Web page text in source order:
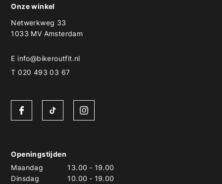
Onze winkel
Netwerkweg 33
1033 MV Amsterdam
E info@bikeroutfit.nl
T 020 493 03 67
Openingstijden
Maandag
13.00 - 19.00
Dinsdag
10.00 - 19.00